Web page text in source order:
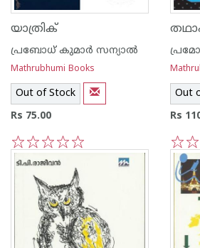
യാത്രിക്‌
പ്രബോധ് കുമാര്‍ സന്യാല്‍
Mathrubhumi Books
Out of Stock
Rs 75.00
1
Out
Rs
2
1